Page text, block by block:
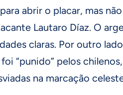
abrir o placar, mas
Lautaro Díaz. O
claras. Por outro
“punido” pelos
na marcação